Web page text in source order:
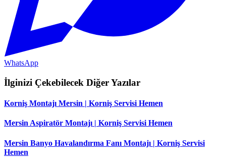
WhatsApp
İlginizi Çekebilecek Diğer Yazılar
Korniş Montajı Mersin | Korniş Servisi Hemen
Mersin Aspiratör Montajı | Korniş Servisi Hemen
Mersin Banyo Havalandırma Fanı Montajı | Korniş Servisi
Hemen